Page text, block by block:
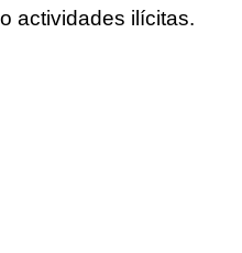
actividades ilícitas.